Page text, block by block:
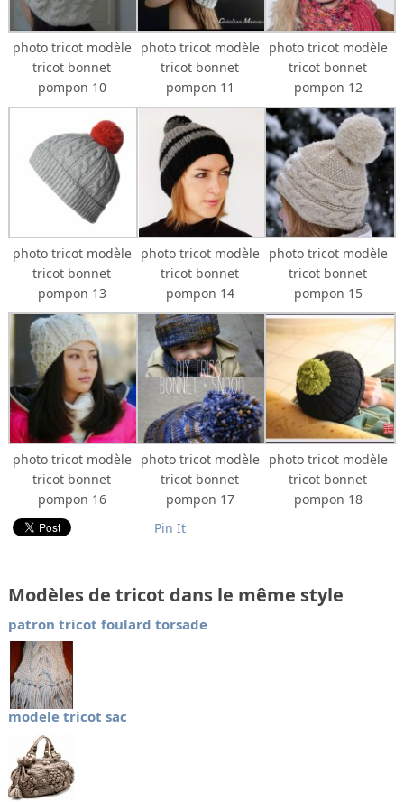
photo tricot modèle
tricot bonnet
pompon 10
photo tricot modèle
tricot bonnet
pompon 11
photo tricot modèle
tricot bonnet
pompon 12
photo tricot modèle
tricot bonnet
pompon 13
photo tricot modèle
tricot bonnet
pompon 14
photo tricot modèle
tricot bonnet
pompon 15
photo tricot modèle
tricot bonnet
pompon 16
photo tricot modèle
tricot bonnet
pompon 17
photo tricot modèle
tricot bonnet
pompon 18
Pin It
Modèles de tricot dans le même style
patron tricot foulard torsade
modele tricot sac